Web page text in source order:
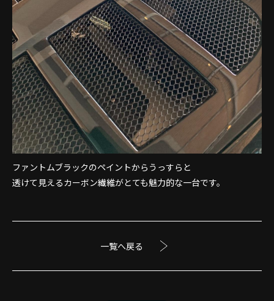
ファントムブラックのペイントからうっすらと
透けて見えるカーボン繊維がとても魅力的な一台です。
一覧へ戻る